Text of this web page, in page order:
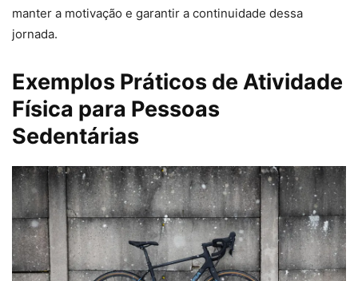
manter a motivação e garantir a continuidade dessa
jornada.
Exemplos Práticos de Atividade
Física para Pessoas
Sedentárias